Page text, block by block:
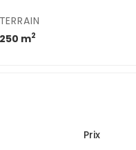
TERRAIN
250 m2
Prix